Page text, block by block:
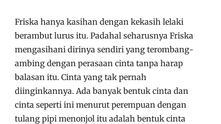
Friska hanya kasihan dengan kekasih lelaki
berambut lurus itu. Padahal seharusnya Friska
mengasihani dirinya sendiri yang terombang-
ambing dengan perasaan cinta tanpa harap
balasan itu. Cinta yang tak pernah
diinginkannya. Ada banyak bentuk cinta dan
cinta seperti ini menurut perempuan dengan
tulang pipi menonjol itu adalah bentuk cinta